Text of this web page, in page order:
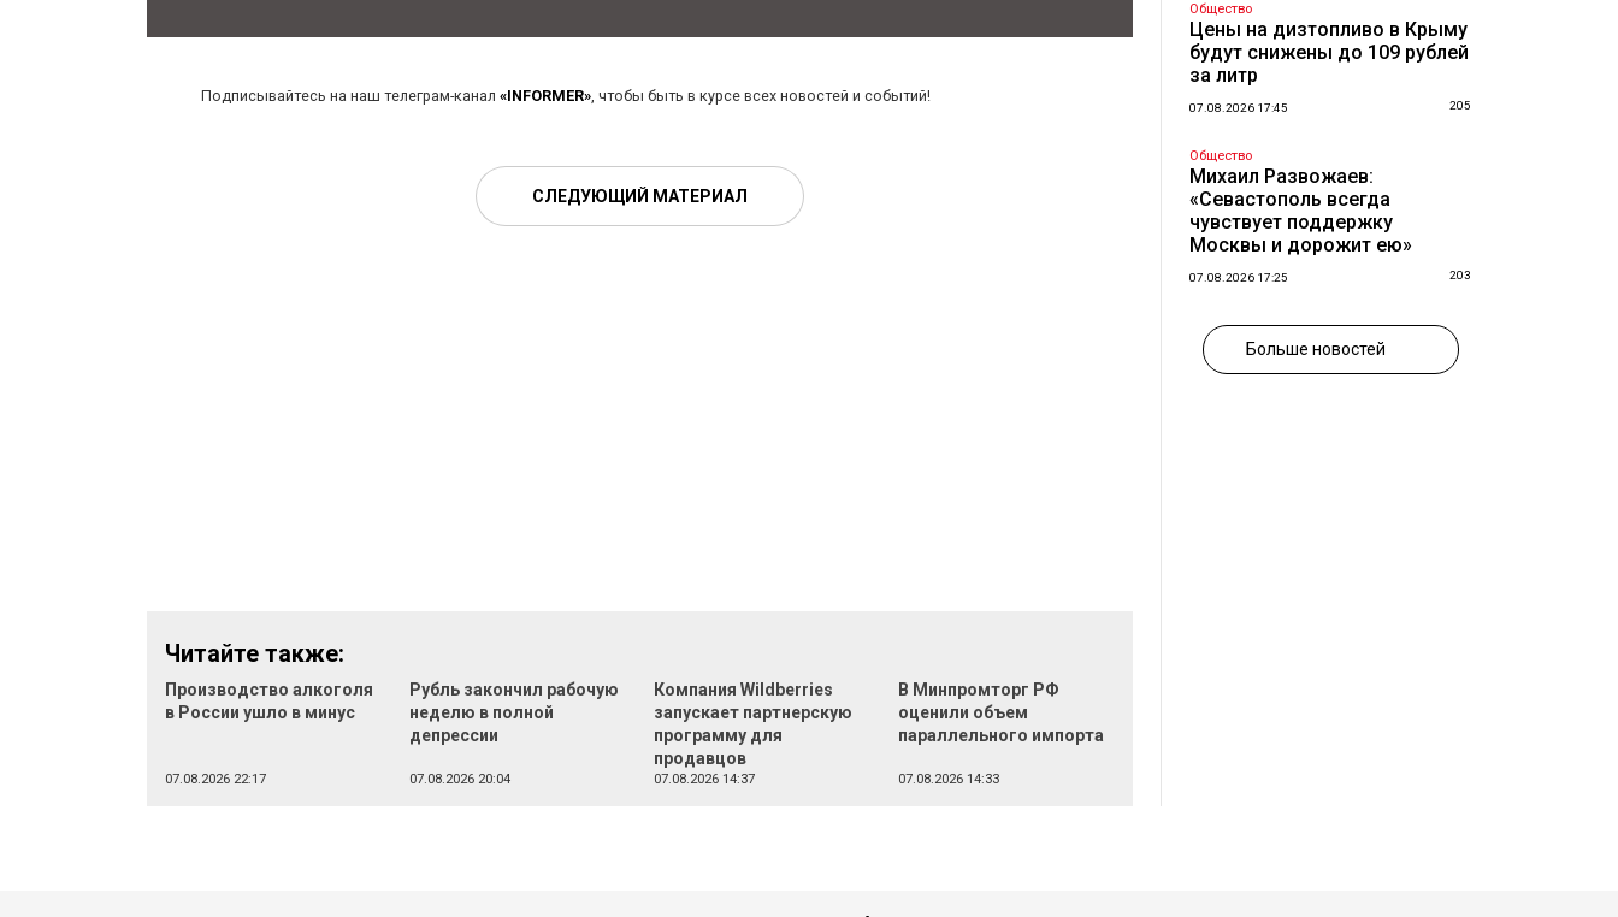
Подписывайтесь на наш телеграм-канал «INFORMER», чтобы быть в курсе всех новостей и событий!
СЛЕДУЮЩИЙ МАТЕРИАЛ
Читайте также:
Производство алкоголя
в России ушло в минус
07.08.2026 22:17
Рубль закончил рабочую
неделю в полной
депрессии
07.08.2026 20:04
Компания Wildberries
запускает партнерскую
программу для
продавцов
07.08.2026 14:37
В Минпромторг РФ
оценили объем
параллельного импорта
07.08.2026 14:33
Общество
Цены на дизтопливо в Крыму
будут снижены до 109 рублей
за литр
07.08.2026 17:45 205
Общество
Михаил Развожаев:
«Севастополь всегда
чувствует поддержку
Москвы и дорожит ею»
07.08.2026 17:25 203
Больше новостей